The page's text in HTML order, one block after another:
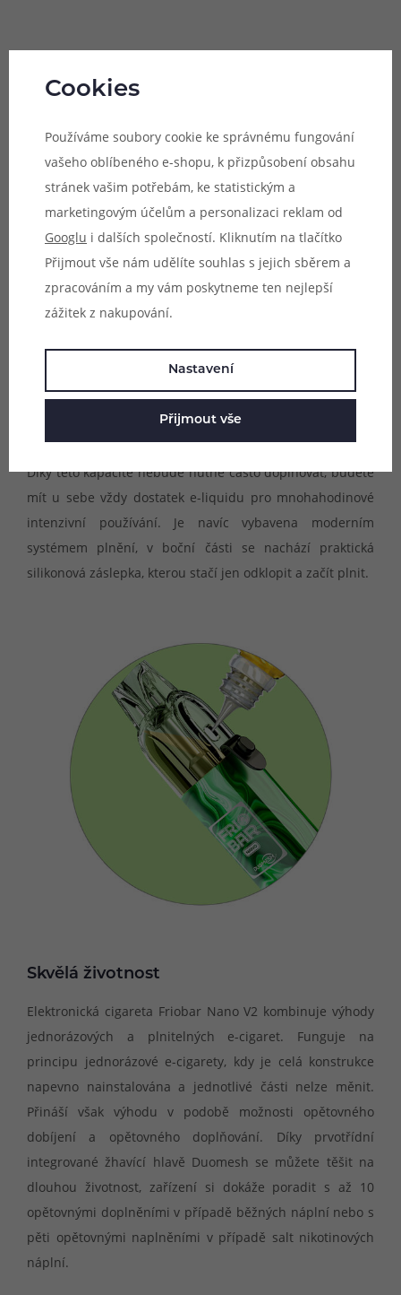
Praktické doplňování
Friobar Nano V2 Duomesh nabídne obrovský objem
integrované cartridge. Ta totiž pojme až 5ml e-liquidu.
Díky této kapacitě nebude nutné často doplňovat, budete
mít u sebe vždy dostatek e-liquidu pro mnohahodinové
intenzivní používání. Je navíc vybavena moderním
systémem plnění, v boční části se nachází praktická
silikonová záslepka, kterou stačí jen odklopit a začít plnit.
Skvělá životnost
Elektronická cigareta Friobar Nano V2 kombinuje výhody
jednorázových a plnitelných e-cigaret. Funguje na
principu jednorázové e-cigarety, kdy je celá konstrukce
napevno nainstalována a jednotlivé části nelze měnit.
Přináší však výhodu v podobě možnosti opětovného
dobíjení a opětovného doplňování. Díky prvotřídní
integrované žhavící hlavě Duomesh se můžete těšit na
dlouhou životnost, zařízení si dokáže poradit s až 10
opětovnými doplněními v případě běžných náplní nebo s
pěti opětovnými naplněními v případě salt nikotinových
náplní.
Cookies
Používáme soubory cookie ke správnému fungování
vašeho oblíbeného e-shopu, k přizpůsobení obsahu
stránek vašim potřebám, ke statistickým a
marketingovým účelům a personalizaci reklam od
Googlu i dalších společností. Kliknutím na tlačítko
Přijmout vše nám udělíte souhlas s jejich sběrem a
zpracováním a my vám poskytneme ten nejlepší
zážitek z nakupování.
Nastavení
Přijmout vše